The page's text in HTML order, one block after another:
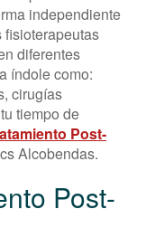
independiente
fisioterapeutas
diferentes
índole como:
cirugías
tiempo de
Post-
Alcobendas.
Post-